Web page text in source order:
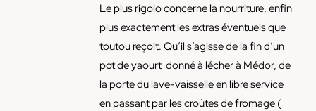
Le plus rigolo concerne la nourriture, enfin
plus exactement les extras éventuels que
toutou reçoit. Qu’il s’agisse de la fin d’un
pot de yaourt donné à lécher à Médor, de
la porte du lave-vaisselle en libre service
en passant par les croûtes de fromage (